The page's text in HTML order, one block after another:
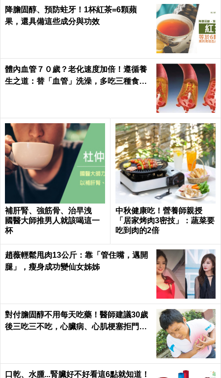
降膽固醇、預防蛀牙！1杯紅茶=6顆蘋
果，還具備這些成分與功效
體內血管７０歲？老化速度加倍！遵循養
生之道：替「血管」洗澡，多吃三種食物
補肝腎、強筋骨、治早洩
國醫大師推男人就該喝這一
杯
中秋健康吃！營養師親授
「居家烤肉3密技」：蔬菜要
吃到肉的2倍
趙薇輕鬆甩肉13公斤：靠「管住嘴，邁開
腿」，瘦身成功變仙女姊姊
對付膽固醇不用每天吃藥！醫師建議30歲
後三吃三不吃，心臟病、心肌梗塞拒門外
口乾、水腫...腎臟好不好看這6點就知道！